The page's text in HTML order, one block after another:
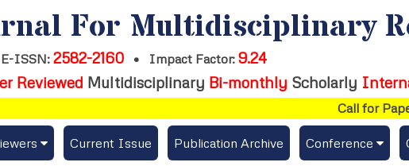
For Multidisciplinary
E-ISSN: 2582-2160 • Impact Factor: 9.24
Reviewed Multidisciplinary Bi-monthly Scholarly
Call for Paper
Current Issue Publication Archive Conference